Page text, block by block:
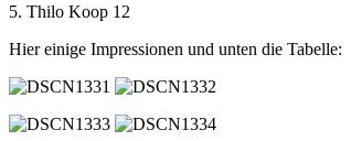
5. Thilo Koop 12
Hier einige Impressionen und unten die Tabelle: